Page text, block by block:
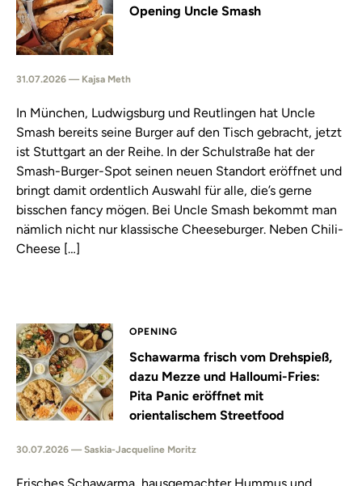
Opening Uncle Smash
31.07.2026 — Kajsa Meth
In München, Ludwigsburg und Reutlingen hat Uncle
Smash bereits seine Burger auf den Tisch gebracht, jetzt
ist Stuttgart an der Reihe. In der Schulstraße hat der
Smash-Burger-Spot seinen neuen Standort eröffnet und
bringt damit ordentlich Auswahl für alle, die’s gerne
bisschen fancy mögen. Bei Uncle Smash bekommt man
nämlich nicht nur klassische Cheeseburger. Neben Chili-
Cheese […]
OPENING
Schawarma frisch vom Drehspieß,
dazu Mezze und Halloumi-Fries:
Pita Panic eröffnet mit
orientalischem Streetfood
30.07.2026 — Saskia-Jacqueline Moritz